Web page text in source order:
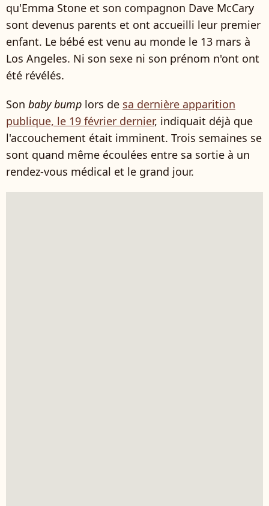
qu'Emma Stone et son compagnon Dave McCary
sont devenus parents et ont accueilli leur premier
enfant. Le bébé est venu au monde le 13 mars à
Los Angeles. Ni son sexe ni son prénom n'ont ont
été révélés.
Son baby bump lors de sa dernière apparition
publique, le 19 février dernier, indiquait déjà que
l'accouchement était imminent. Trois semaines se
sont quand même écoulées entre sa sortie à un
rendez-vous médical et le grand jour.